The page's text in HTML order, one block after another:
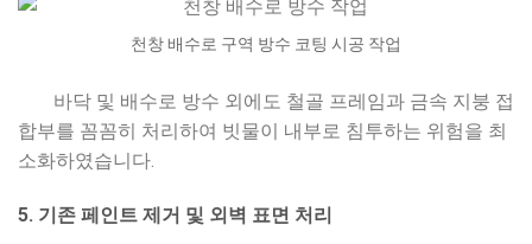
천창 배수로 구역 방수 코팅 시공 작업
바닥 및 배수로 방수 외에도 철골 프레임과 금속 지붕 접
합부를 꼼꼼히 처리하여 빗물이 내부로 침투하는 위험을 최
소화하였습니다.
5. 기존 페인트 제거 및 외벽 표면 처리